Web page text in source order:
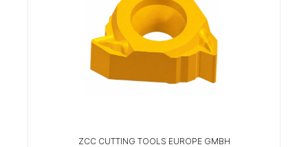
ZCC CUTTING TOOLS EUROPE GMBH